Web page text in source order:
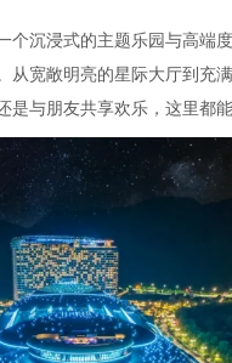
个沉浸式的主题乐园与高端
从宽敞明亮的星际大厅到充
是与朋友共享欢乐，这里都